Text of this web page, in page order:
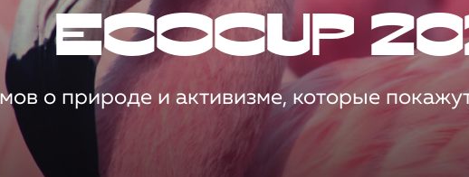
ECOCUP
о природе и активизме, которые